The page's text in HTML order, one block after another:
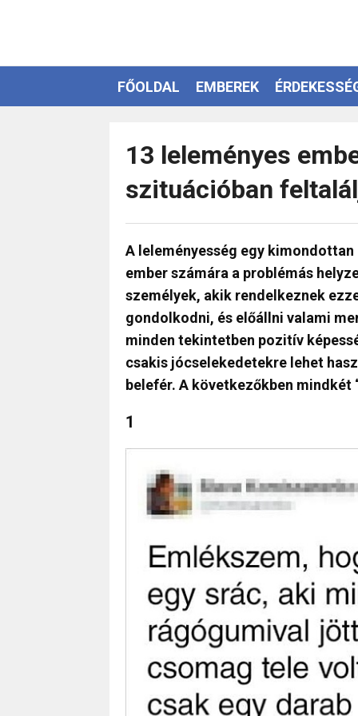
FŐOLDAL EMBEREK
13 leleményes
szituációban
A leleményesség egy
ember számára a problémás
személyek, akik rendelkeznek
gondolkodni, és előállni valami
minden tekintetben pozitív
csakis jócselekedetekre lehet
belefér. A következőkben mindkét
1